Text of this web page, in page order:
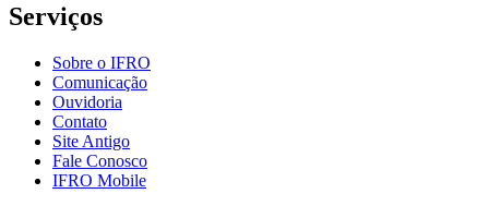
Serviços
Sobre o IFRO
Comunicação
Ouvidoria
Contato
Site Antigo
Fale Conosco
IFRO Mobile